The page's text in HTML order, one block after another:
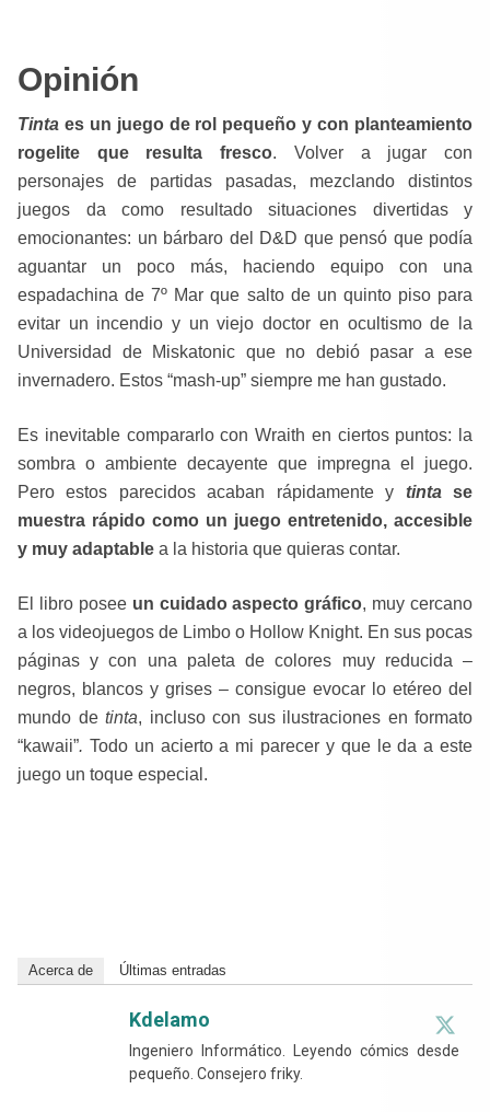
Opinión
Tinta es un juego de rol pequeño y con planteamiento
rogelite que resulta fresco. Volver a jugar con
personajes de partidas pasadas, mezclando distintos
juegos da como resultado situaciones divertidas y
emocionantes: un bárbaro del D&D que pensó que podía
aguantar un poco más, haciendo equipo con una
espadachina de 7º Mar que salto de un quinto piso para
evitar un incendio y un viejo doctor en ocultismo de la
Universidad de Miskatonic que no debió pasar a ese
invernadero. Estos “mash-up” siempre me han gustado.
Es inevitable compararlo con Wraith en ciertos puntos: la
sombra o ambiente decayente que impregna el juego.
Pero estos parecidos acaban rápidamente y tintase
muestra rápido como un juego entretenido, accesible
y muy adaptable a la historia que quieras contar.
El libro poseeun cuidado aspecto gráfico, muy cercano
a los videojuegos de Limbo o Hollow Knight. En sus pocas
páginas y con una paleta de colores muy reducida –
negros, blancos y grises – consigue evocar lo etéreo del
mundo de tinta, incluso con sus ilustraciones en formato
“kawaii”. Todo un acierto a mi parecer y que le da a este
juego un toque especial.
Acerca de Últimas entradas
Kdelamo
Ingeniero Informático. Leyendo cómics desde
pequeño. Consejero friky.